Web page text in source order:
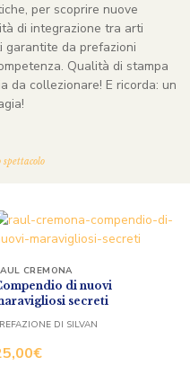
per scoprire nuove
di integrazione tra arti
garantite da prefazioni
Qualità di stampa
da collezionare! E ricorda: un
di nuovi
secreti
€
CREMONA
DI SILVAN